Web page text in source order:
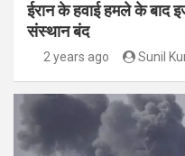
ईरान के हवाई हमले के बाद
संस्थान बंद
2 years ago Sunil